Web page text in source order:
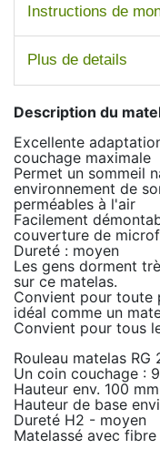
Instructions de
Plus de details
Description du
Excellente
couchage maximale
Permet un sommeil
environnement de
perméables à l'air
Facilement
couverture de
Dureté : moyen
Les gens dorment
sur ce matelas.
Convient pour toute
idéal comme un
Convient pour tous
Rouleau matelas RG
Un coin couchage :
Hauteur env. 100 mm
Hauteur de base
Dureté H2 - moyen
Matelassé avec